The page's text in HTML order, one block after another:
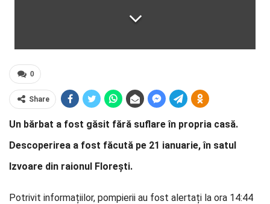
0
Share
Un bărbat a fost găsit fără suflare în propria casă.
Descoperirea a fost făcută pe 21 ianuarie, în satul
Izvoare din raionul Florești.
Potrivit informațiilor, pompierii au fost alertați la ora 14:44